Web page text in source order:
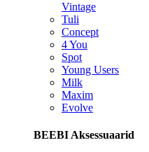
Vintage
Tuli
Concept
4 You
Spot
Young Users
Milk
Maxim
Evolve
BEEBI Aksessuaarid